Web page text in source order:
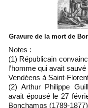
Gravure de la mort de
Notes :
(1) Républicain
l’homme qui avait
Vendéens à Saint-
(2) Arthur Philippe
avait épousé le 27
Bonchamps (1789-